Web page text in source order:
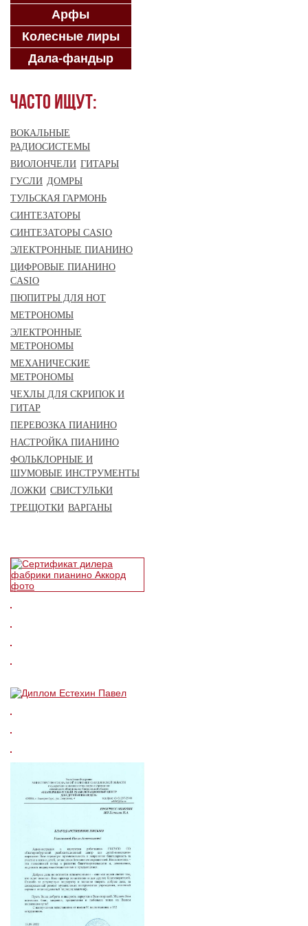
Арфы
Колесные лиры
Дала-фандыр
Часто ищут:
ВОКАЛЬНЫЕ
РАДИОСИСТЕМЫ
ВИОЛОНЧЕЛИ ГИТАРЫ
ГУСЛИ ДОМРЫ
ТУЛЬСКАЯ ГАРМОНЬ
СИНТЕЗАТОРЫ
СИНТЕЗАТОРЫ CASIO
ЭЛЕКТРОННЫЕ ПИАНИНО
ЦИФРОВЫЕ ПИАНИНО
CASIO
ПЮПИТРЫ ДЛЯ НОТ
МЕТРОНОМЫ
ЭЛЕКТРОННЫЕ
МЕТРОНОМЫ
МЕХАНИЧЕСКИЕ
МЕТРОНОМЫ
ЧЕХЛЫ ДЛЯ СКРИПОК И
ГИТАР
ПЕРЕВОЗКА ПИАНИНО
НАСТРОЙКА ПИАНИНО
ФОЛЬКЛОРНЫЕ И
ШУМОВЫЕ ИНСТРУМЕНТЫ
ЛОЖКИ СВИСТУЛЬКИ
ТРЕЩОТКИ ВАРГАНЫ